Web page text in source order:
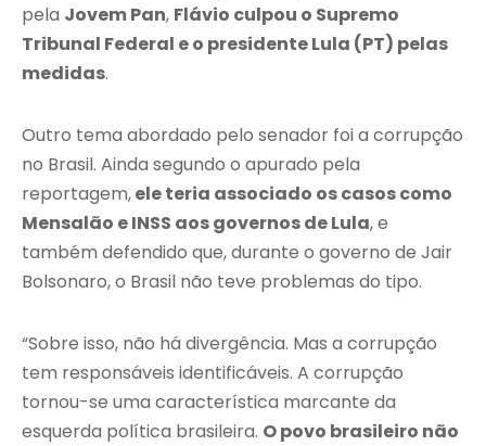
pela Jovem Pan, Flávio culpou o Supremo
Tribunal Federal e o presidente Lula (PT) pelas
medidas.
Outro tema abordado pelo senador foi a corrupção
no Brasil. Ainda segundo o apurado pela
reportagem,ele teria associado os casos como
Mensalão e INSS aos governos de Lula, e
também defendido que, durante o governo de Jair
Bolsonaro, o Brasil não teve problemas do tipo.
“Sobre isso, não há divergência. Mas a corrupção
tem responsáveis identificáveis. A corrupção
tornou-se uma característica marcante da
esquerda política brasileira. O povo brasileiro não